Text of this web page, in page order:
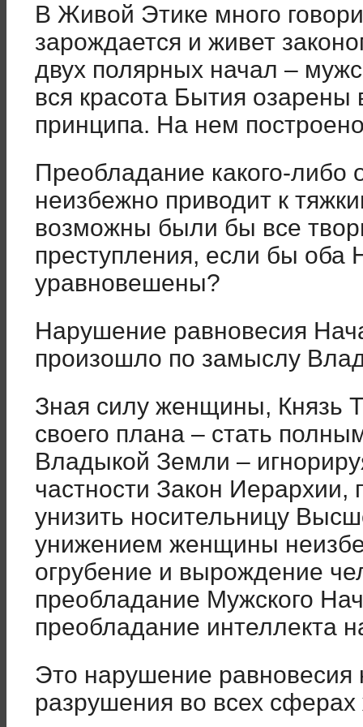
В Живой Этике много
зарождается и живет
двух полярных начал –
вся красота Бытия
принципа. На нем
Преобладание какого-либо
неизбежно приводит к
возможны были бы все
преступления, если бы оба
уравновешены?
Нарушение равновесия
произошло по замыслу
Зная силу женщины, Князь
своего плана – стать
Владыкой Земли –
частности Закон Иерархии,
унизить носительницу
унижением женщины
огрубение и вырождение
преобладание Мужского
преобладание интеллекта
Это нарушение равновесия
разрушения во всех сферах